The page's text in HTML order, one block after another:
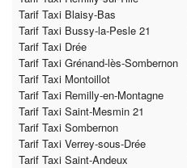
Tarif Taxi Blaisy-Bas
Tarif Taxi Bussy-la-Pesle 21
Tarif Taxi Drée
Tarif Taxi Grénand-lès-Sombernon
Tarif Taxi Montoillot
Tarif Taxi Remilly-en-Montagne
Tarif Taxi Saint-Mesmin 21
Tarif Taxi Sombernon
Tarif Taxi Verrey-sous-Drée
Tarif Taxi Saint-Andeux